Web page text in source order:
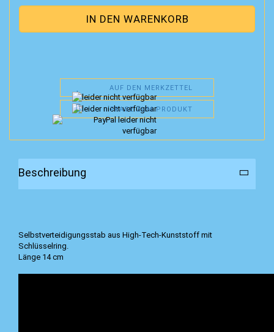
AUF DEN MERKZETTEL
FRAGE ZUM PRODUKT
Beschreibung
Selbstverteidigungsstab aus High-Tech-Kunststoff mit
Schlüsselring.
Länge 14 cm